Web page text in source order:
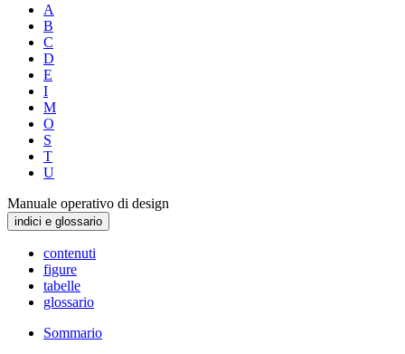
A
B
C
D
E
I
M
O
S
T
U
Manuale operativo di design
indici e glossario
contenuti
figure
tabelle
glossario
Sommario